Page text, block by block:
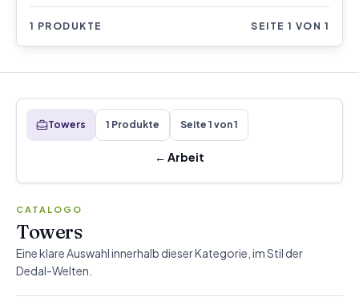
1 PRODUKTE SEITE 1 VON 1
Towers 1 Produkte Seite 1 von 1
← Arbeit
CATALOGO
Towers
Eine klare Auswahl innerhalb dieser Kategorie, im Stil der
Dedal-Welten.